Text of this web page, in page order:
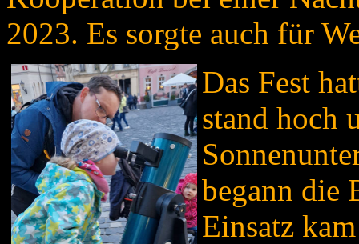
2023. Es sorgte auch für
Das Fest
stand hoch
begann die
Einsatz